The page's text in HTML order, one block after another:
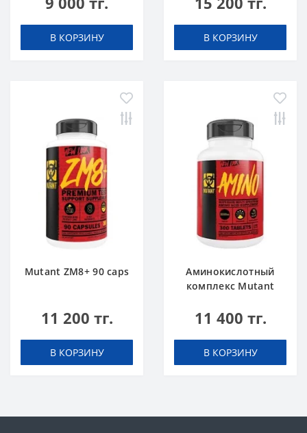
В КОРЗИНУ В КОРЗИНУ
Mutant ZM8+ 90 caps
11 200 тг.
В КОРЗИНУ
Аминокислотный
комплекс Mutant
11 400 тг.
В КОРЗИНУ